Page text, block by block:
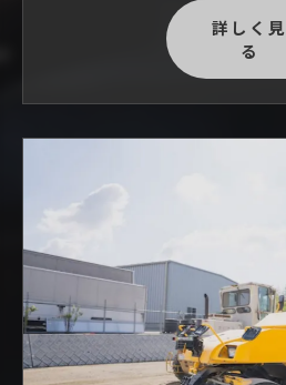
詳しく見
る